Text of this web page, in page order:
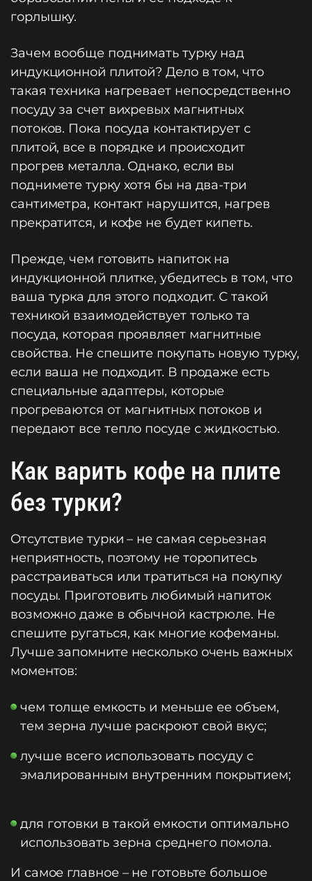
горлышку.
Зачем вообще поднимать турку над
индукционной плитой? Дело в том, что
такая техника нагревает непосредственно
посуду за счет вихревых магнитных
потоков. Пока посуда контактирует с
плитой, все в порядке и происходит
прогрев металла. Однако, если вы
поднимете турку хотя бы на два-три
сантиметра, контакт нарушится, нагрев
прекратится, и кофе не будет кипеть.
Прежде, чем готовить напиток на
индукционной плитке, убедитесь в том, что
ваша турка для этого подходит. С такой
техникой взаимодействует только та
посуда, которая проявляет магнитные
свойства. Не спешите покупать новую турку,
если ваша не подходит. В продаже есть
специальные адаптеры, которые
прогреваются от магнитных потоков и
передают все тепло посуде с жидкостью.
Как варить кофе на плите
без турки?
Отсутствие турки – не самая серьезная
неприятность, поэтому не торопитесь
расстраиваться или тратиться на покупку
посуды. Приготовить любимый напиток
возможно даже в обычной кастрюле. Не
спешите ругаться, как многие кофеманы.
Лучше запомните несколько очень важных
моментов:
чем толще емкость и меньше ее объем,
тем зерна лучше раскроют свой вкус;
лучше всего использовать посуду с
эмалированным внутренним покрытием;
для готовки в такой емкости оптимально
использовать зерна среднего помола.
И самое главное – не готовьте большое